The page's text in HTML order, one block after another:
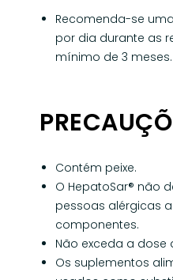
Recomenda-se
por dia durante as
mínimo de 3 meses.
Contém peixe.
O HepatoSar® não
pessoas alérgicas
componentes.
Não exceda a
Os suplementos